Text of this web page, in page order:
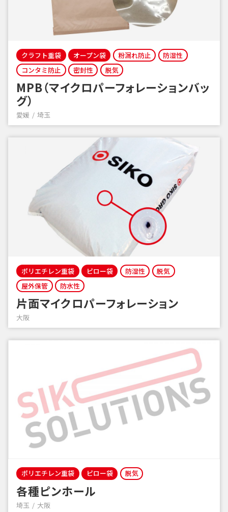
クラフト重袋 オープン袋 粉漏れ防止
防湿性
コンタミ防止
密封性 脱気
MPB（マイクロパーフォレーションバッ
グ）
愛媛 埼玉
ポリエチレン重袋 ピロー袋 防湿性
脱気
屋外保管
防水性
片面マイクロパーフォレーション
大阪
ポリエチレン重袋 ピロー袋 脱気
各種ピンホール
埼玉 大阪